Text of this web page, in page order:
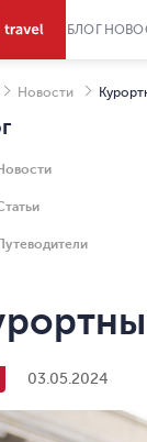
БЛОГ
Новости
03.05.2024